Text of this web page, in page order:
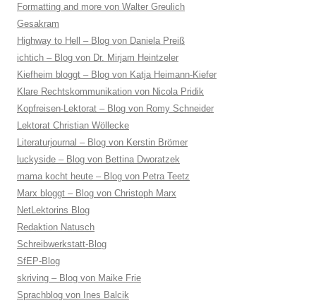
Formatting and more von Walter Greulich
Gesakram
Highway to Hell – Blog von Daniela Preiß
ichtich – Blog von Dr. Mirjam Heintzeler
Kiefheim bloggt – Blog von Katja Heimann-Kiefer
Klare Rechtskommunikation von Nicola Pridik
Kopfreisen-Lektorat – Blog von Romy Schneider
Lektorat Christian Wöllecke
Literaturjournal – Blog von Kerstin Brömer
luckyside – Blog von Bettina Dworatzek
mama kocht heute – Blog von Petra Teetz
Marx bloggt – Blog von Christoph Marx
NetLektorins Blog
Redaktion Natusch
Schreibwerkstatt-Blog
SfEP-Blog
skriving – Blog von Maike Frie
Sprachblog von Ines Balcik